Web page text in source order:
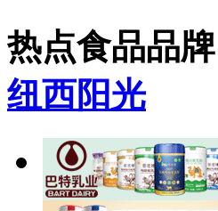
热点食品品牌
纽西阳光